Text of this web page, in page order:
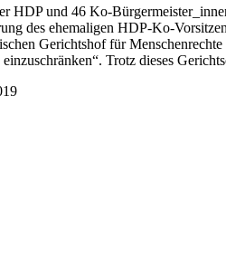
HDP und 46 Ko-
des ehemaligen HDP-Ko-
Gerichtshof für
Trotz dieses